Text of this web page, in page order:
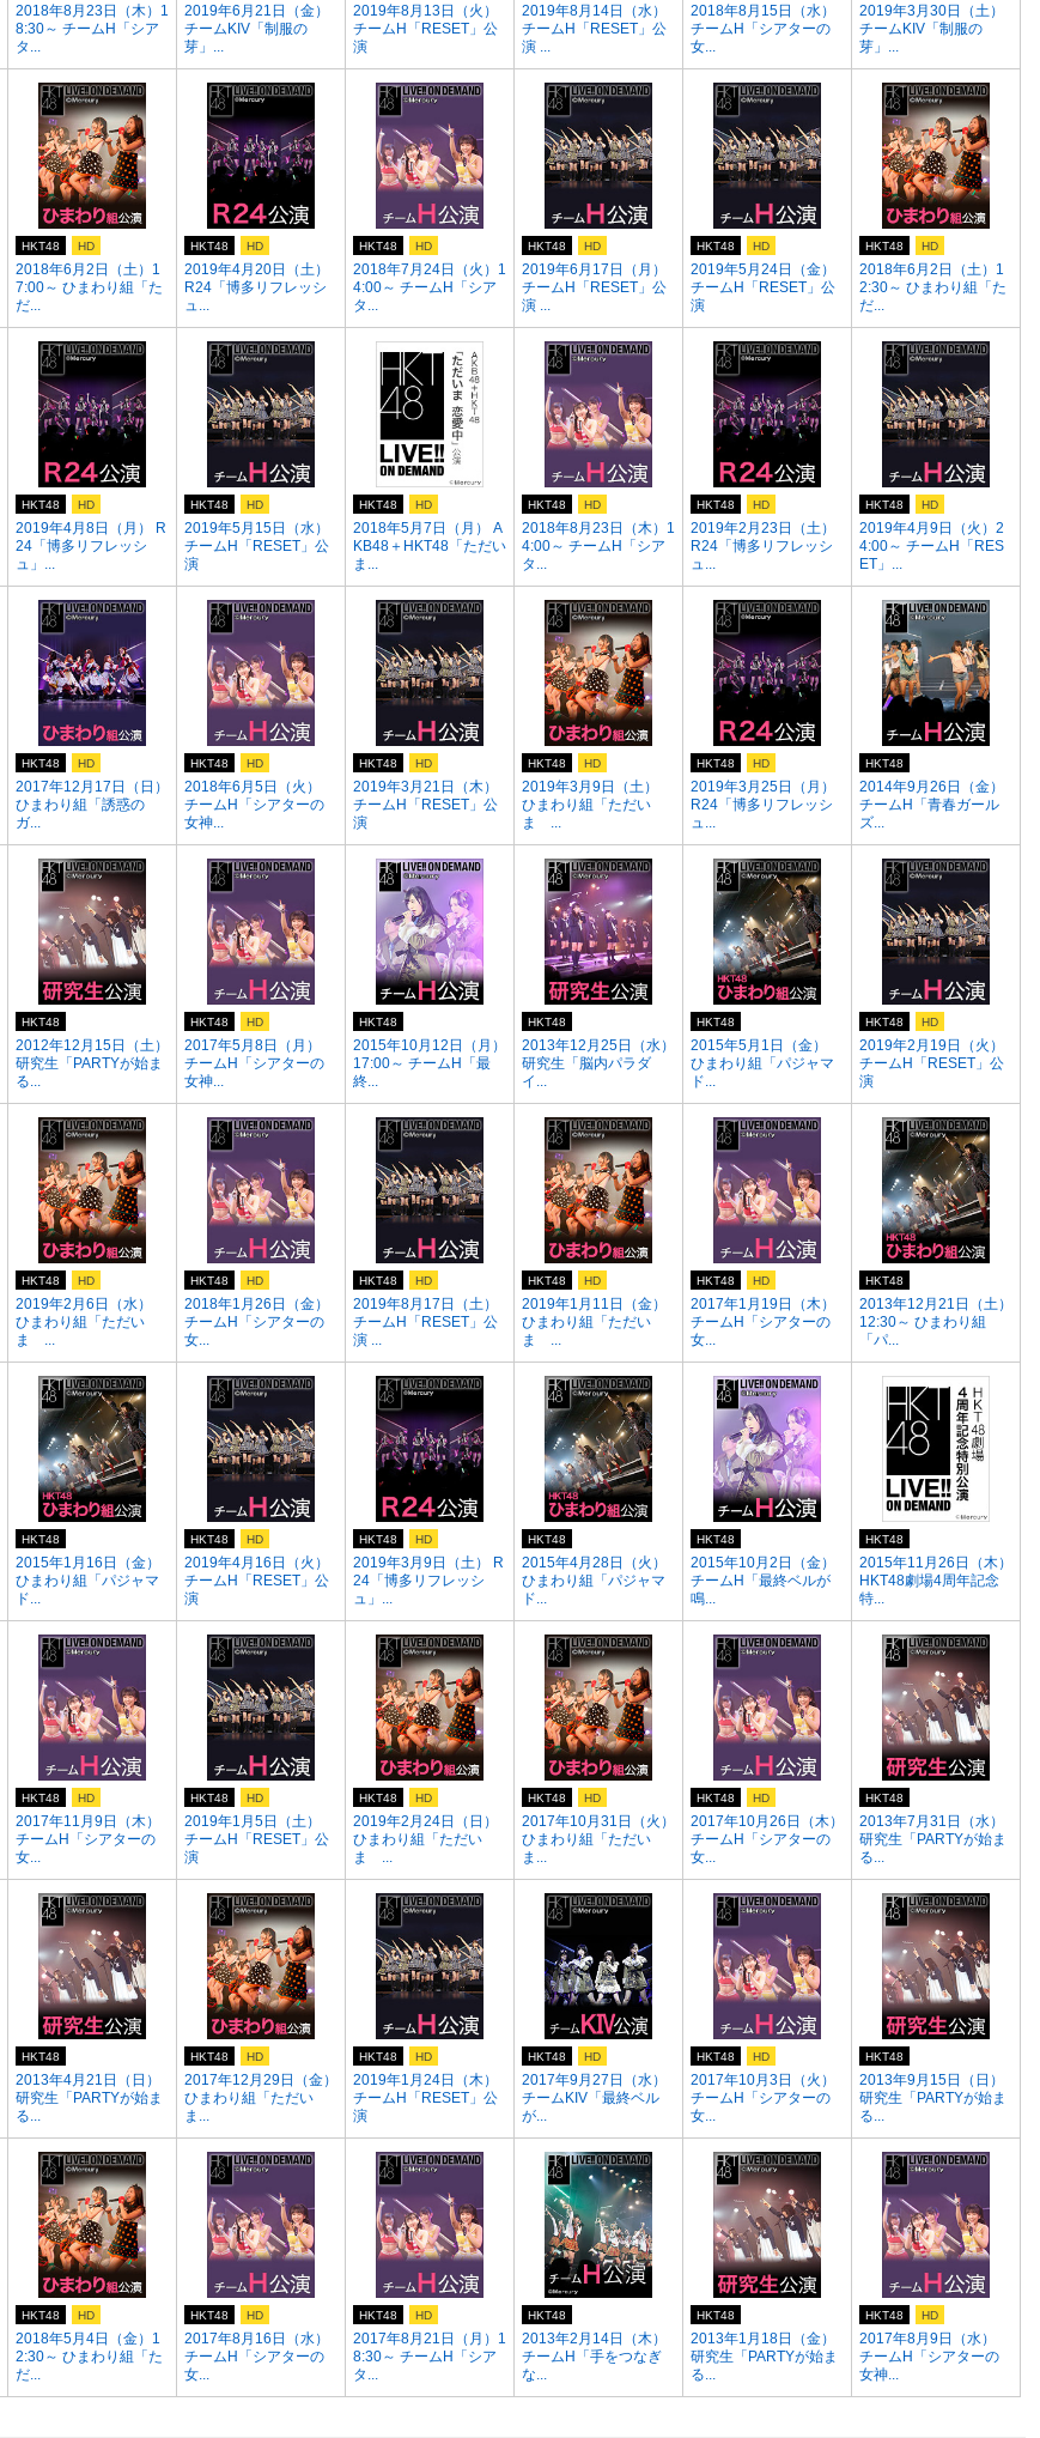
2018年8月23日（木）1
8:30～ チームH「シア
タ...
2019年6月21日（金）
チームKIV「制服の
芽」...
2019年8月13日（火）
チームH「RESET」公
演
2019年8月14日（水）
チームH「RESET」公
演 ...
2018年8月15日（水）
チームH「シアターの
女...
2019年3月30日（土）
チームKIV「制服の
芽」...
2018年6月2日（土）1
7:00～ ひまわり組「た
だ...
HKT48 HD
2019年4月20日（土）
R24「博多リフレッシ
ュ...
HKT48 HD
2018年7月24日（火）1
4:00～ チームH「シア
タ...
HKT48 HD
2019年6月17日（月）
チームH「RESET」公
演 ...
HKT48 HD
2019年5月24日（金）
チームH「RESET」公
演
HKT48 HD
2018年6月2日（土）1
2:30～ ひまわり組「た
だ...
HKT48 HD
2019年4月8日（月） R
24「博多リフレッシ
ュ」...
HKT48 HD
2019年5月15日（水）
チームH「RESET」公
演
HKT48 HD
2018年5月7日（月） A
KB48＋HKT48「ただい
ま...
HKT48 HD
2018年8月23日（木）1
4:00～ チームH「シア
タ...
HKT48 HD
2019年2月23日（土）
R24「博多リフレッシ
ュ...
HKT48 HD
2019年4月9日（火）2
4:00～ チームH「RES
ET」...
HKT48 HD
2017年12月17日（日）
ひまわり組「誘惑の
ガ...
HKT48 HD
2018年6月5日（火）
チームH「シアターの
女神...
HKT48 HD
2019年3月21日（木）
チームH「RESET」公
演
HKT48 HD
2019年3月9日（土）
ひまわり組「ただい
ま ...
HKT48 HD
2019年3月25日（月）
R24「博多リフレッシ
ュ...
HKT48 HD
2014年9月26日（金）
チームH「青春ガール
ズ...
HKT48
2012年12月15日（土）
研究生「PARTYが始ま
る...
HKT48
2017年5月8日（月）
チームH「シアターの
女神...
HKT48 HD
2015年10月12日（月）
17:00～ チームH「最
終...
HKT48
2013年12月25日（水）
研究生「脳内パラダ
イ...
HKT48
2015年5月1日（金）
ひまわり組「パジャマ
ド...
HKT48
2019年2月19日（火）
チームH「RESET」公
演
HKT48 HD
2019年2月6日（水）
ひまわり組「ただい
ま ...
HKT48 HD
2018年1月26日（金）
チームH「シアターの
女...
HKT48 HD
2019年8月17日（土）
チームH「RESET」公
演 ...
HKT48 HD
2019年1月11日（金）
ひまわり組「ただい
ま ...
HKT48 HD
2017年1月19日（木）
チームH「シアターの
女...
HKT48 HD
2013年12月21日（土）
12:30～ ひまわり組
「パ...
HKT48
2015年1月16日（金）
ひまわり組「パジャマ
ド...
HKT48
2019年4月16日（火）
チームH「RESET」公
演
HKT48 HD
2019年3月9日（土） R
24「博多リフレッシ
ュ」...
HKT48 HD
2015年4月28日（火）
ひまわり組「パジャマ
ド...
HKT48
2015年10月2日（金）
チームH「最終ベルが
鳴...
HKT48
2015年11月26日（木）
HKT48劇場4周年記念
特...
HKT48
2017年11月9日（木）
チームH「シアターの
女...
HKT48 HD
2019年1月5日（土）
チームH「RESET」公
演
HKT48 HD
2019年2月24日（日）
ひまわり組「ただい
ま ...
HKT48 HD
2017年10月31日（火）
ひまわり組「ただい
ま...
HKT48 HD
2017年10月26日（木）
チームH「シアターの
女...
HKT48 HD
2013年7月31日（水）
研究生「PARTYが始ま
る...
HKT48
2013年4月21日（日）
研究生「PARTYが始ま
る...
HKT48
2017年12月29日（金）
ひまわり組「ただい
ま...
HKT48 HD
2019年1月24日（木）
チームH「RESET」公
演
HKT48 HD
2017年9月27日（水）
チームKIV「最終ベル
が...
HKT48 HD
2017年10月3日（火）
チームH「シアターの
女...
HKT48 HD
2013年9月15日（日）
研究生「PARTYが始ま
る...
HKT48
2018年5月4日（金）1
2:30～ ひまわり組「た
だ...
HKT48 HD
2017年8月16日（水）
チームH「シアターの
女...
HKT48 HD
2017年8月21日（月）1
8:30～ チームH「シア
タ...
HKT48 HD
2013年2月14日（木）
チームH「手をつなぎ
な...
HKT48
2013年1月18日（金）
研究生「PARTYが始ま
る...
HKT48
2017年8月9日（水）
チームH「シアターの
女神...
HKT48 HD